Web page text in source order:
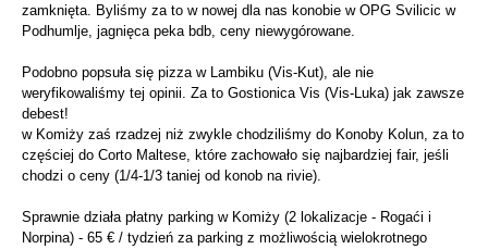
zamknięta. Byliśmy za to w nowej dla nas konobie w OPG Svilicic w
Podhumlje, jagnięca peka bdb, ceny niewygórowane.
Podobno popsuła się pizza w Lambiku (Vis-Kut), ale nie
weryfikowaliśmy tej opinii. Za to Gostionica Vis (Vis-Luka) jak zawsze
debest!
w Komiży zaś rzadzej niż zwykle chodziliśmy do Konoby Kolun, za to
częściej do Corto Maltese, które zachowało się najbardziej fair, jeśli
chodzi o ceny (1/4-1/3 taniej od konob na rivie).
Sprawnie działa płatny parking w Komiży (2 lokalizacje - Rogaći i
Norpina) - 65 € / tydzień za parking z możliwością wielokrotnego